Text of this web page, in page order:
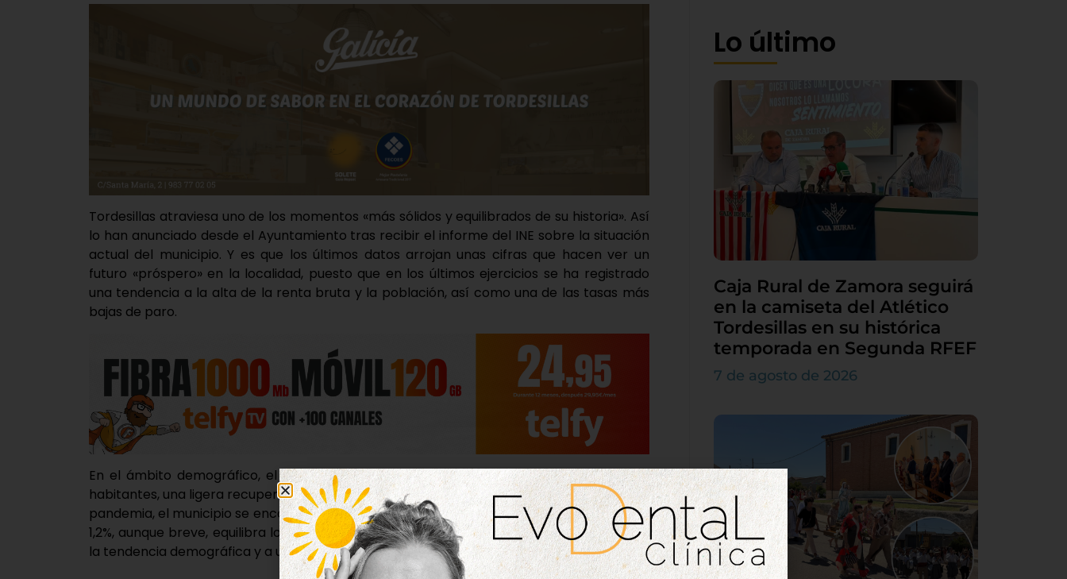
Tordesillas atraviesa uno de los momentos «más sólidos y equilibrados de su historia». Así
lo han anunciado desde el Ayuntamiento tras recibir el informe del INE sobre la situación
actual del municipio. Y es que los últimos datos arrojan unas cifras que hacen ver un
futuro «próspero» en la localidad, puesto que en los últimos ejercicios se ha registrado
una tendencia a la alta de la renta bruta y la población, así como una de las tasas más
bajas de paro.
En el ámbito demográfico, el municipio cuenta en la actualidad con un total de 8.773
habitantes, una ligera recuperación con respecto a los cuatro últimos años, ya que tras la
pandemia, el municipio se encontraba en 2022 con 8.664 habitantes. Este incremento del
1,2%, aunque breve, equilibra los datos y apunta, según fuentes oficiales, «a un cambio en
la tendencia demográfica y a una mayor capacidad de para fijar población».
Lo último
Caja Rural de Zamora seguirá
en la camiseta del Atlético
Tordesillas en su histórica
temporada en Segunda RFEF
7 de agosto de 2026